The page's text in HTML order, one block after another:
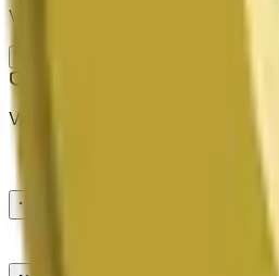
Vorsicht bei externen Links.
Vorsicht bei externen Links.